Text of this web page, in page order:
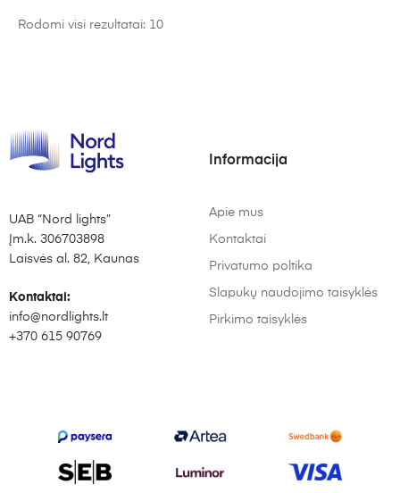
Rodomi visi rezultatai: 10
UAB “Nord lights”
Įm.k. 306703898
Laisvės al. 82, Kaunas
Kontaktai:
info@nordlights.lt
+370 615 90769
Informacija
Apie mus
Kontaktai
Privatumo poltika
Slapukų naudojimo taisyklės
Pirkimo taisyklės